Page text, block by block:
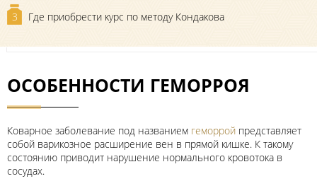
3
Где приобрести курс по методу Кондакова
ОСОБЕННОСТИ ГЕМОРРОЯ
Коварное заболевание под названием геморрой представляет
собой варикозное расширение вен в прямой кишке. К такому
состоянию приводит нарушение нормального кровотока в
сосудах.